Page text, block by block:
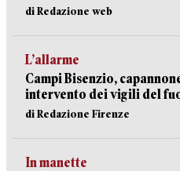
di Redazione web
L’allarme
Campi Bisenzio,
intervento dei vigili del
di Redazione Firenze
In manette